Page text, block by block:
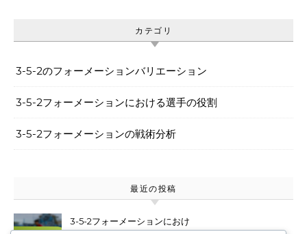
カテゴリ
3-5-2のフォーメーションバリエーション
3-5-2フォーメーションにおける選手の役割
3-5-2フォーメーションの戦術分析
最近の投稿
3-5-2フォーメーションにおけ